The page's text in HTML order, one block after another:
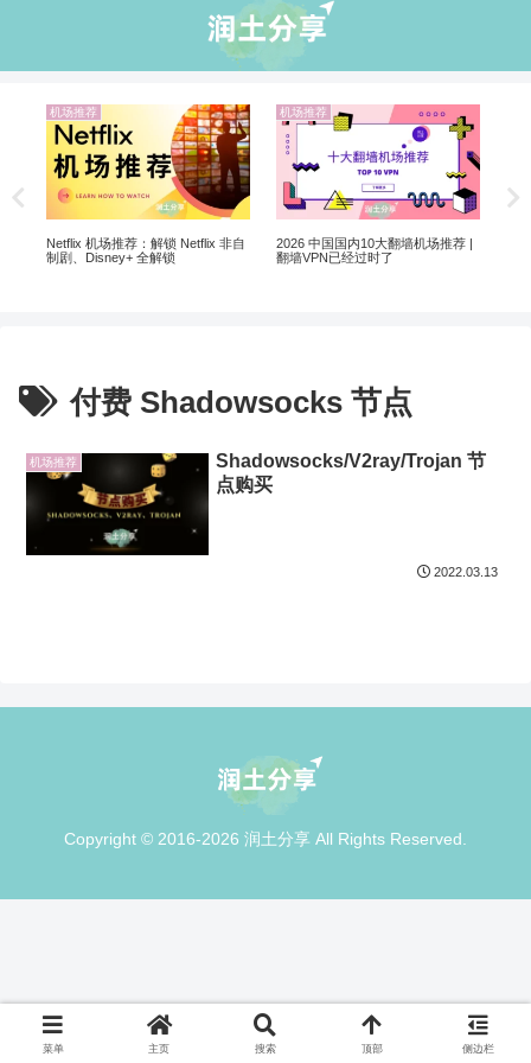
机场推荐
Netflix 机场推荐：解锁 Netflix 非自
制剧、Disney+ 全解锁
机场推荐
2026 中国国内10大翻墙机场推荐 |
翻墙VPN已经过时了
付费 Shadowsocks 节点
机场推荐
Shadowsocks/V2ray/Trojan 节
点购买
2022.03.13
Copyright © 2016-2026 润土分享 All Rights Reserved.
菜单 主页 搜索 顶部 侧边栏